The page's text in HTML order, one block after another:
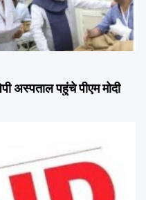
अस्पताल पहुंचे पीएम मोदी